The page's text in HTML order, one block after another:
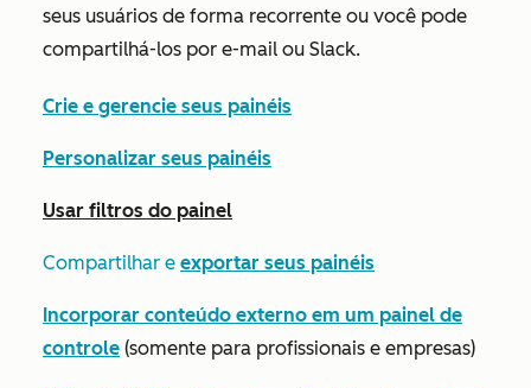
seus usuários de forma recorrente ou você pode
compartilhá-los por e-mail ou Slack.
Crie e gerencie seus painéis
Personalizar seus painéis
Usar filtros do painel
Compartilhar e exportar seus painéis
Incorporar conteúdo externo em um painel de
controle (somente para profissionais e empresas)